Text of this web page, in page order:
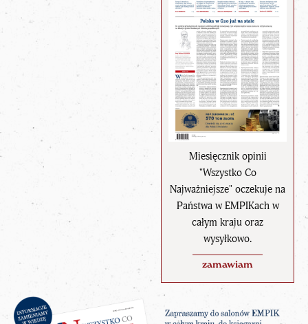
Miesięcznik opinii
"Wszystko Co
Najważniejsze" oczekuje na
Państwa w EMPIKach w
całym kraju oraz
wysyłkowo.
zamawiam